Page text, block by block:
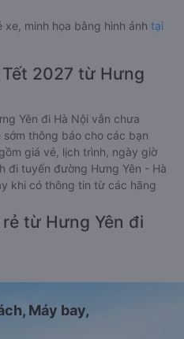
minh họa bằng hình ảnh tại
2027 từ Hưng
Yên đi Hà Nội vẫn chưa
thông báo cho các bạn
giá vé, lịch trình, ngày giờ
đi tuyến đường Hưng Yên - Hà
khi có thông tin từ các hãng
từ Hưng Yên đi
Máy bay,